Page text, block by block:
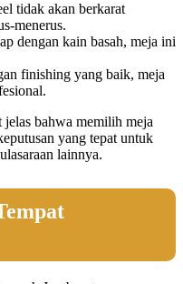
tidak akan berkarat
menerus.
dengan kain basah, meja ini
finishing yang baik, meja
jelas bahwa memilih meja
yang tepat untuk
lainnya.